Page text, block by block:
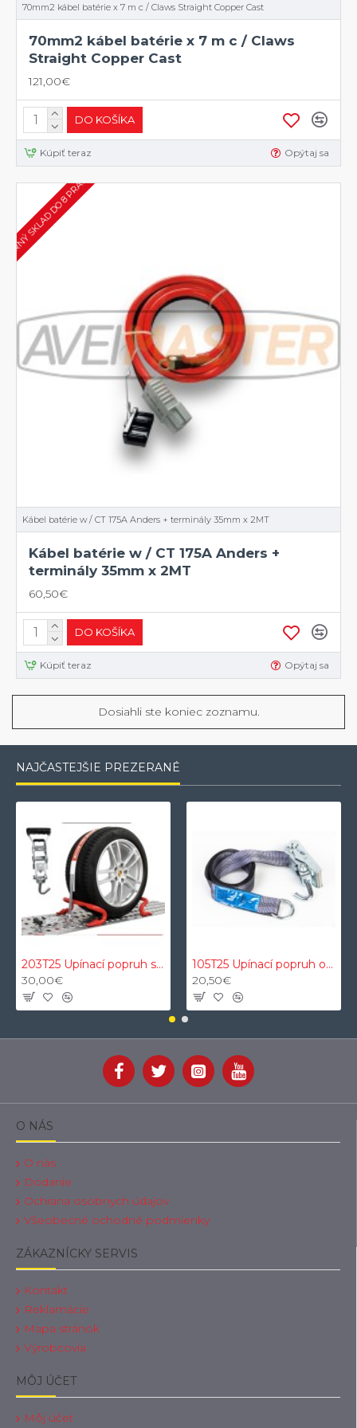
70mm2 kábel batérie x 7 m c / Claws Straight Copper Cast
70mm2 kábel batérie x 7 m c / Claws
Straight Copper Cast
121,00€
DO KOŠÍKA
Kúpiť teraz Opýtaj sa
SKLAD DO 8 PRAC. DNÍ
Kábel batérie w / CT 175A Anders + terminály 35mm x 2MT
Kábel batérie w / CT 175A Anders +
terminály 35mm x 2MT
60,50€
DO KOŠÍKA
Kúpiť teraz Opýtaj sa
Dosiahli ste koniec zoznamu.
NAJČASTEJŠIE PREZERANÉ
203T25 Upínací popruh s ochranným VDI 2700 proti šmykovým textilným návlekom 3t 2,5m 35mm
30,00€
105T25 Upínací popruh okuliarov 5t 50mm 2,5m s oceľovým O a rotačným J
20,50€
O NÁS
O nás
Dodanie
Ochrana osobnych údajov
Všeobecné ochodné podmienky
ZÁKAZNÍCKY SERVIS
Kontakt
Reklamácie
Mapa stránok
Výrobcovia
MÔJ ÚČET
Môj účet